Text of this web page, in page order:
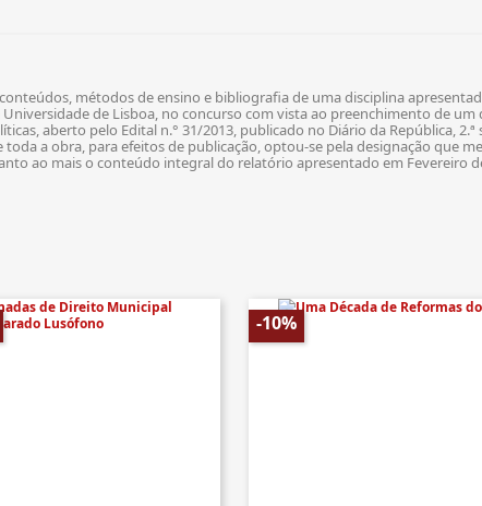
métodos de ensino e bibliografia de uma disciplina
de Lisboa, no concurso com vista ao preenchimento de
aberto pelo Edital n.° 31/2013, publicado no Diário da República, 2.ª
a obra, para efeitos de publicação, optou-se pela designação que
ao mais o conteúdo integral do relatório apresentado em Fevereiro
-10%